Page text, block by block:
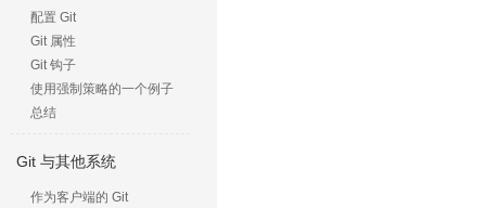
配置 Git
Git 属性
Git 钩子
使用强制策略的一个例子
总结
Git 与其他系统
作为客户端的 Git